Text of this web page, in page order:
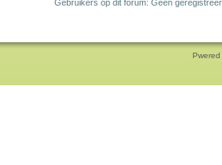
Gebruikers op dit forum: Geen